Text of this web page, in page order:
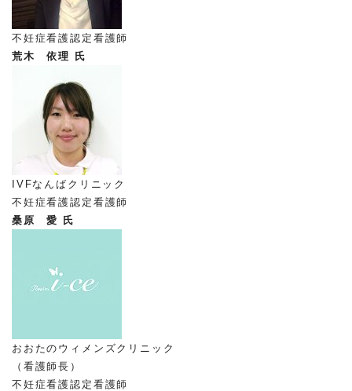
不妊症看護認定看護師
荒木 依理 氏
IVFなんばクリニック
不妊症看護認定看護師
桑原 愛 氏
おおたのウィメンズクリニック
（看護師長）
不妊症看護認定看護師